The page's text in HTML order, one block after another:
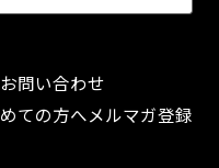
お問い合わせ
ての方へメルマガ登録